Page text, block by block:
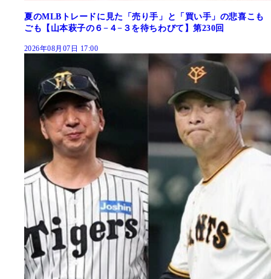
夏のMLBトレードに見た「売り手」と「買い手」の悲喜こも
ごも【山本萩子の６−４−３を待ちわびて】第230回
2026年08月07日 17:00